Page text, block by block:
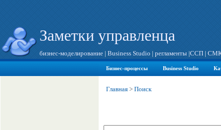
Заметки управленца
бизнес-моделирование | Business Studio | регламенты |ССП |
Бизнес-процессы Business Studio
Главная > Поиск